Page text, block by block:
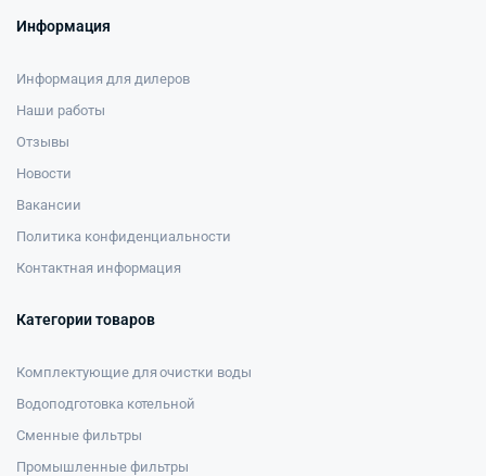
Информация
Информация для дилеров
Наши работы
Отзывы
Новости
Вакансии
Политика конфиденциальности
Контактная информация
Категории товаров
Комплектующие для очистки воды
Водоподготовка котельной
Сменные фильтры
Промышленные фильтры